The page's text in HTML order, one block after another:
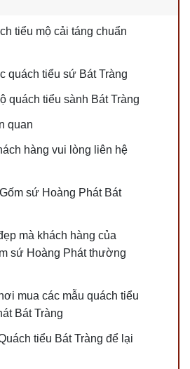
tiểu mộ cải táng chuẩn
quách tiểu sứ Bát Tràng
quách tiểu sành Bát Tràng
quan
hàng vui lòng liên hệ
sứ Hoàng Phát Bát
mà khách hàng của
sứ Hoàng Phát thường
mua các mẫu quách tiểu
Bát Tràng
tiểu Bát Tràng để lại